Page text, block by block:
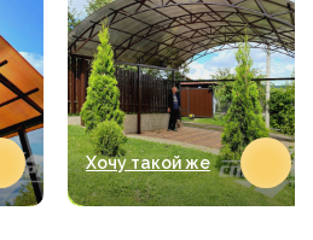
Хочу такой же